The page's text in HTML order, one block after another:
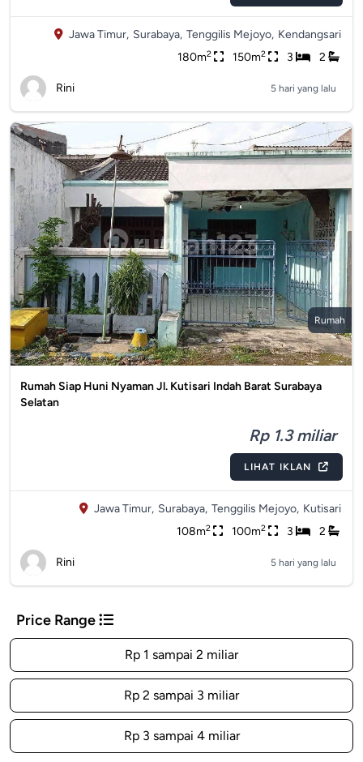
Jawa Timur, Surabaya, Tenggilis Mejoyo, Kendangsari
180m2 150m2 3 2
Rini 5 hari yang lalu
Rumah
Rumah Siap Huni Nyaman Jl. Kutisari Indah Barat Surabaya
Selatan
Rp 1.3 miliar
LIHAT IKLAN
Jawa Timur, Surabaya, Tenggilis Mejoyo, Kutisari
108m2 100m2 3 2
Rini 5 hari yang lalu
Price Range
Rp 1 sampai 2 miliar
Rp 2 sampai 3 miliar
Rp 3 sampai 4 miliar